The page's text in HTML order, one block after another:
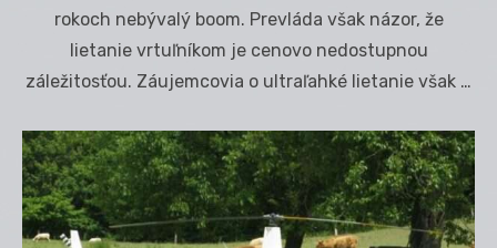
rokoch nebývalý boom. Prevláda však názor, že
lietanie vrtuľníkom je cenovo nedostupnou
záležitosťou. Záujemcovia o ultraľahké lietanie však …